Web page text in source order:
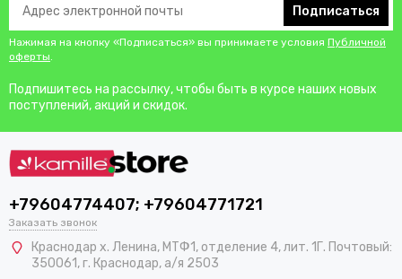
Подписаться
Нажимая на кнопку «Подписаться» вы принимаете условия Публичной
оферты.
Подпишитесь на рассылку, чтобы быть в курсе наших новых
поступлений, акций и скидок.
+79604774407; +79604771721
Заказать звонок
Краснодар х. Ленина, МТФ1, отделение 4, лит. 1Г. Почтовый:
350061, г. Краснодар, а/я 2503